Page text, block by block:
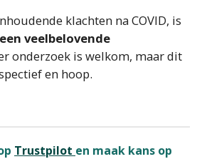
klachten na COVID, is
veelbelovende
onderzoek is welkom, maar dit
en hoop.
Trustpilot en maak kans op